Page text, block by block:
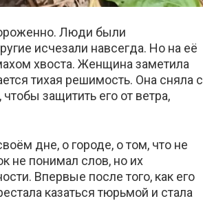
Люди были
исчезали навсегда. Но на её
хвоста. Женщина заметила
тихая решимость. Она сняла с
защитить его от ветра,
дне, о городе, о том, что не
не понимал слов, но их
Впервые после того, как его
казаться тюрьмой и стала